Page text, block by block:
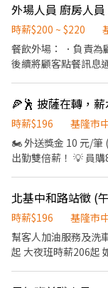
例如：成本控管及數
努力及成果將有升遷
為5分鐘為單位計算
讓更多人有機會品嚐美味
飲服務生、工讀生、
230元 工作性質 兼職
新台五路一段99號1F 上班時段 日班/晚班/假日班，08:30~24:30，
需輪班 休假制度 依
束營業前，統計銷售
外場人員 廚房人
時薪$200 ~ $220
餐飲外場： ．負責為
後續將顧客點餐訊息
🍕🕺 披薩在轉，
時薪$196
基隆市
🏍️ 外送獎金 10 元/筆
出勤雙倍薪！ 💡 員
北基中和路站徵 (
時薪$196
基隆市
幫客人加油服務及洗車服務 學
起 大夜班時薪206起 如要應徵大夜班需要先配合早班或午班實習，